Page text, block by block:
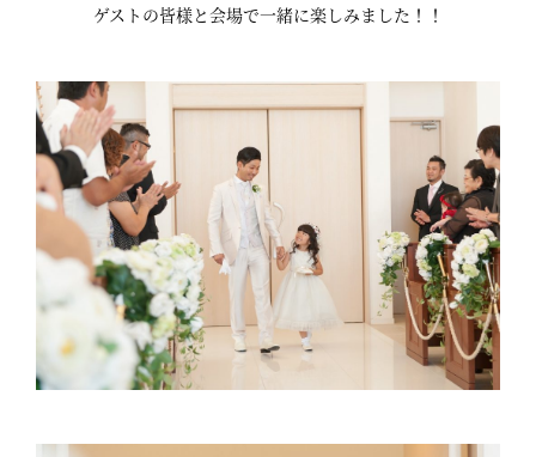
ゲストの皆様と会場で一緒に楽しみました！！